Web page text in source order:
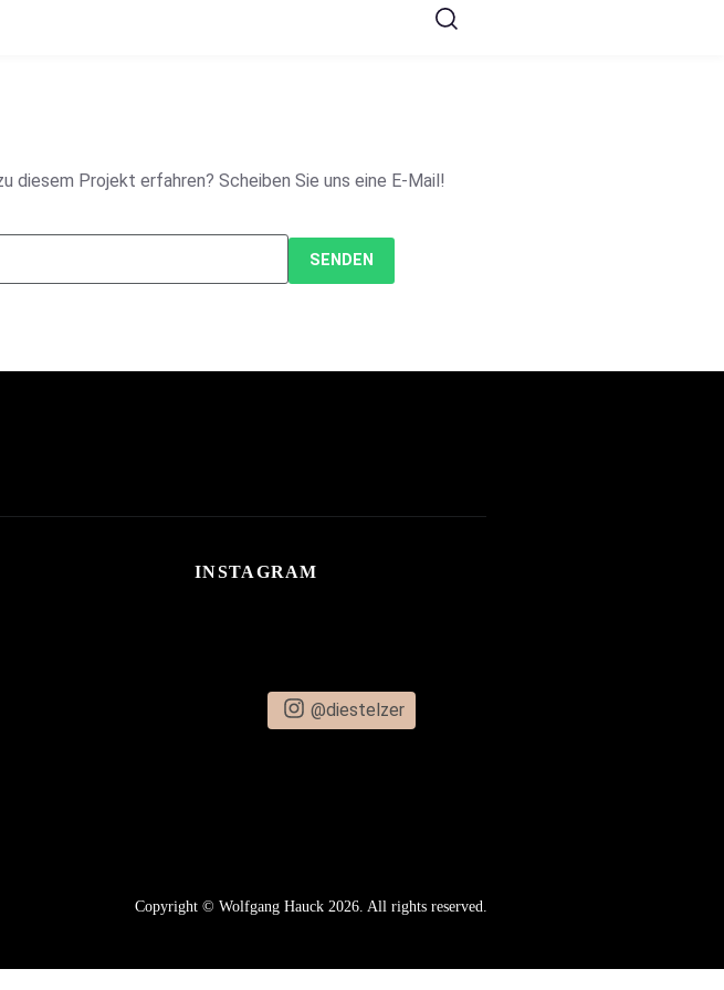
diesem Projekt erfahren? Scheiben Sie uns eine E-Mail!
SENDEN
INSTAGRAM
@diestelzer
Copyright © Wolfgang Hauck 2026. All rights reserved.